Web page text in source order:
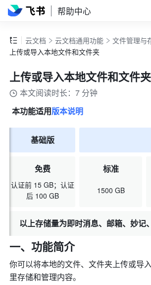
帮助中心
云文档 云文档通用功能
文件管理与
上传或导入本地文件和文件夹
上传或导入本地文件和文件夹
本文阅读时长：7 分钟
本功能适用版本说明
基础版
免费
认证前 15 GB；认证
后 100 GB
标准
1500 GB
以上存储量为即时消息、邮箱、妙
一、功能简介
你可以将本地的文件、文件夹上传或导
里存储和管理内容。